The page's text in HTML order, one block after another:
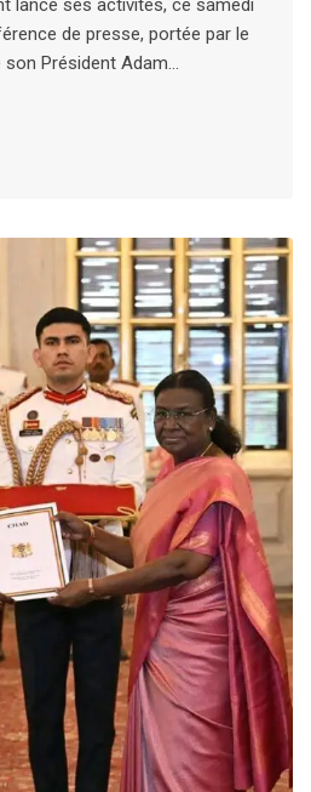
lancé ses activités, ce samedi
de presse, portée par le
Président Adam…